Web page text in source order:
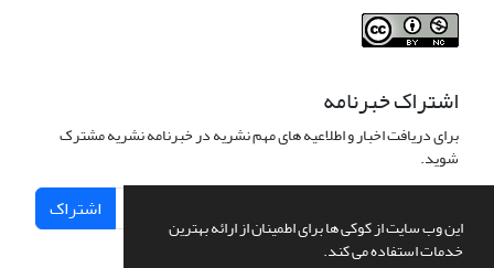
این وب سایت از کوکی ها برای اطمینان از ارائه بهترین
خدمات استفاده می کند.
اشتراک خبرنامه
برای دریافت اخبار و اطلاعیه های مهم نشریه در خبرنامه نشریه مشترک
شوید.
اشتراک